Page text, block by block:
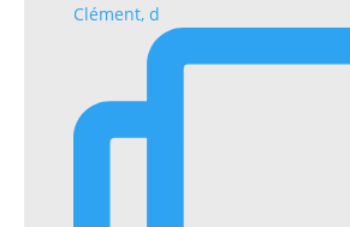
Clément, d